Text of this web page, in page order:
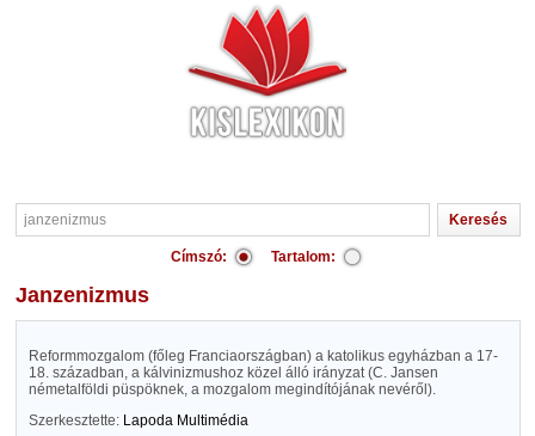
Címszó: Tartalom:
janzenizmus
Reformmozgalom (főleg Franciaországban) a katolikus egyházban a 17-
18. században, a kálvinizmushoz közel álló irányzat (C. Jansen
németalföldi püspöknek, a mozgalom megindítójának nevéről).
Szerkesztette: Lapoda Multimédia